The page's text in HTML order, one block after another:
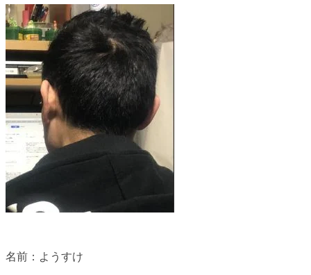
名前：ようすけ